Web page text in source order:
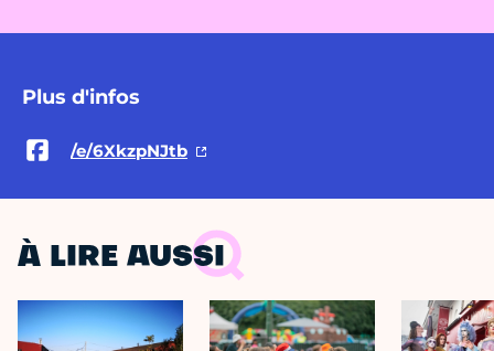
Plus d'infos
/e/6XkzpNJtb
À LIRE AUSSI